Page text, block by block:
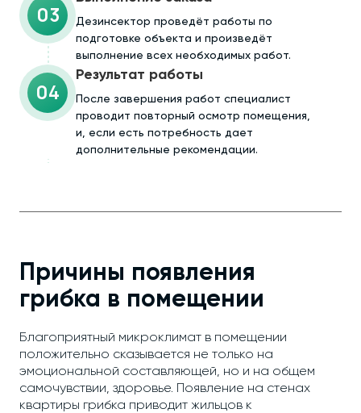
03
Дезинсектор проведёт работы по
подготовке объекта и произведёт
выполнение всех необходимых работ.
04
Результат работы
После завершения работ специалист
проводит повторный осмотр помещения,
и, если есть потребность дает
дополнительные рекомендации.
Причины появления
грибка в помещении
Благоприятный микроклимат в помещении
положительно сказывается не только на
эмоциональной составляющей, но и на общем
самочувствии, здоровье. Появление на стенах
квартиры грибка приводит жильцов к